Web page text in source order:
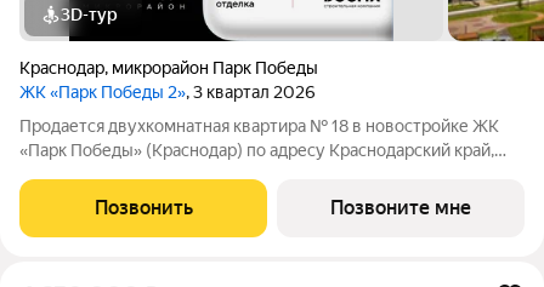
3D-тур
Краснодар, микрорайон Парк Победы
ЖК «Парк Победы 2», 3 квартал 2026
Продается двухкомнатная квартира № 18 в новостройке ЖК
«Парк Победы» (Краснодар) по адресу Краснодарский край,
квартиры 72.40 кв. м., этаж 3 из 18, секция 1. Тип проекта, по
которому построен дом
Позвонить Позвоните мне